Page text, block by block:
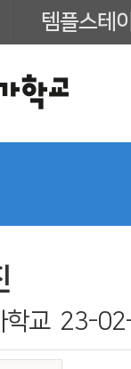
템플스테이
학교 23-